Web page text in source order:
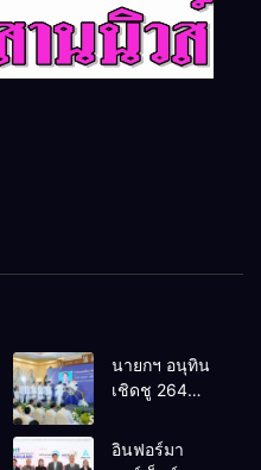
นายกฯ อนุทิน
เชิดชู 264
บ้านยอดเยี่ยม
มอบแหนบ
อินฟอร์มา